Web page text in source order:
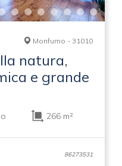
Monfumo - 31010
natura,
e grande
266 m²
86273531